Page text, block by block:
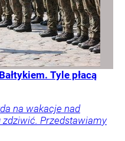
Tyle płacą
na wakacje nad
zdziwić. Przedstawiamy